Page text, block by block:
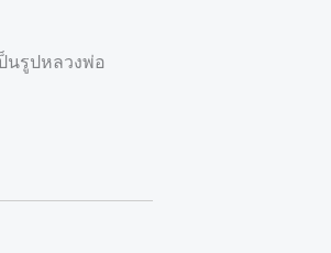
นรูปหลวงพ่อ